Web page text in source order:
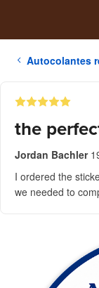
Autocolantes
the
Jordan Bachler
I ordered the
we needed to